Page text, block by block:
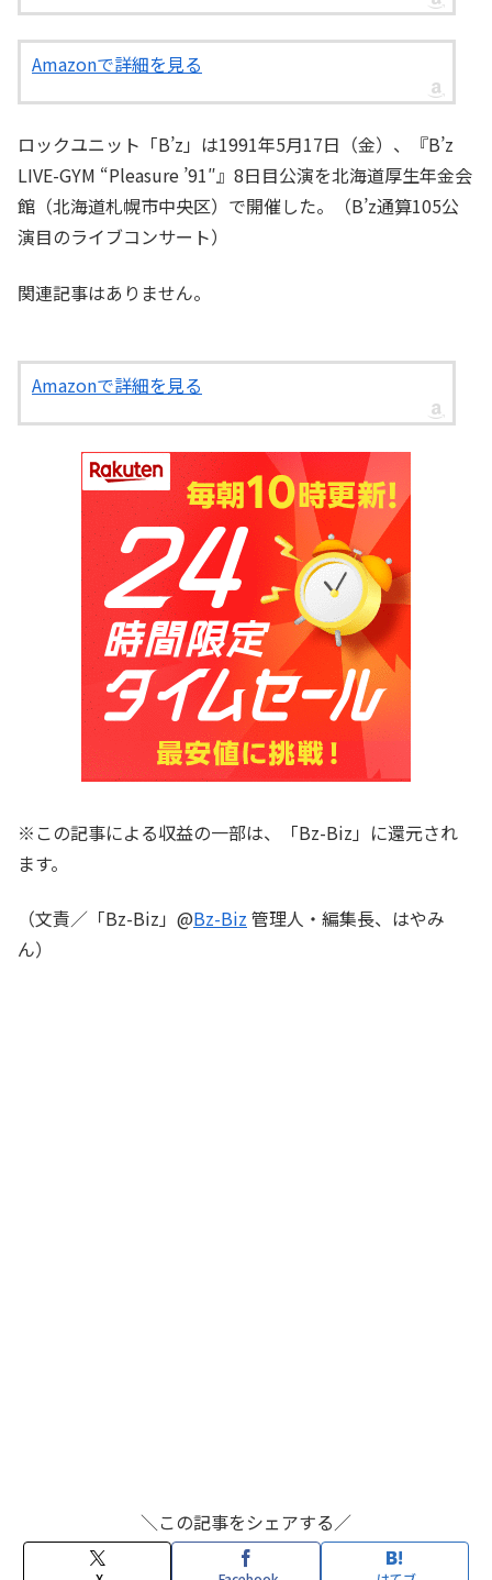
Amazonで詳細を見る
ロックユニット「B’z」は1991年5月17日（金）、『B’z
LIVE-GYM “Pleasure ’91″』8日目公演を北海道厚生年金会
館（北海道札幌市中央区）で開催した。（B’z通算105公
演目のライブコンサート）
関連記事はありません。
Amazonで詳細を見る
※この記事による収益の一部は、「Bz-Biz」に還元され
ます。
（文責／「Bz-Biz」@Bz-Biz 管理人・編集長、はやみ
ん）
＼この記事をシェアする／